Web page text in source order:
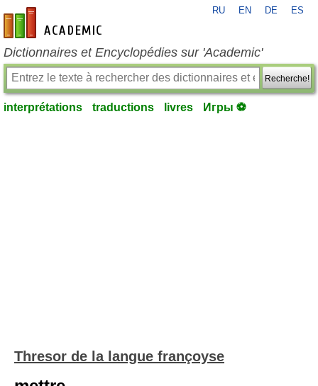
fr-academic.com
RU EN DE ES
Dictionnaires et Encyclopédies sur 'Academic'
Recherche!
interprétations traductions livres Игры ⚽
Thresor de la langue françoyse